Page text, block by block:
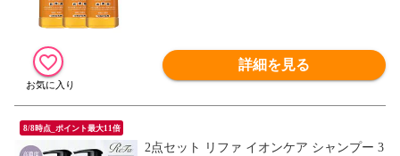
詳細を見る
8/8時点_ポイント最大11倍
2点セット リファ イオンケア シャンプー 3